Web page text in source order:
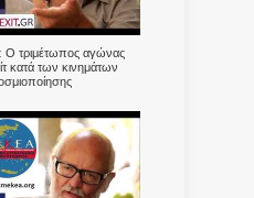
τριμέτωπος αγώνας
κατά των κινημάτων